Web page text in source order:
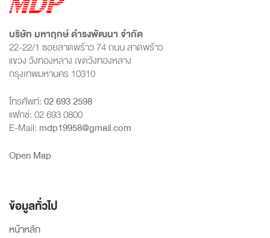
บริษัท มหาฤกษ์ ดำรงพัฒนา จำกัด
22-22/1 ซอยลาดพร้าว 74 ถนน ลาดพร้าว
แขวง วังทองหลาง เขตวังทองหลาง
กรุงเทพมหานคร 10310
โทรศัพท์:02 693 2598
แฟกซ์: 02 693 0800
E-Mail: mdp19958@gmail.com
Open Map
ข้อมูลทั่วไป
หน้าหลัก